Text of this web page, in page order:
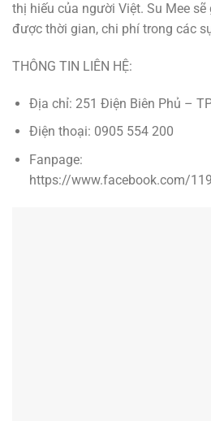
thị hiếu của người Việt. Su Mee
được thời gian, chi phí trong các
THÔNG TIN LIÊN HỆ:
Địa chỉ: 251 Điện Biên Phủ –
Điện thoại: 0905 554 200
Fanpage:
https://www.facebook.com/